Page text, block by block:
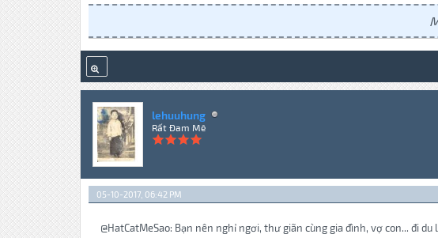
lehuuhung
Rất Đam Mê
05-10-2017, 06:42 PM
@HatCatMeSao: Bạn nên nghỉ ngơi, thư giãn cùng gia đình, vợ con... đi